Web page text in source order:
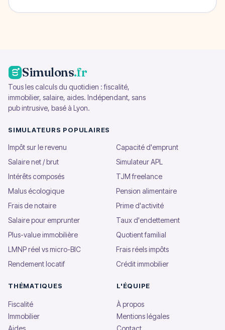
Simulons.fr
Tous les calculs du quotidien : fiscalité,
immobilier, salaire, aides. Indépendant, sans
pub intrusive, basé à Lyon.
SIMULATEURS POPULAIRES
Impôt sur le revenu
Capacité d'emprunt
Salaire net / brut
Simulateur APL
Intérêts composés
TJM freelance
Malus écologique
Pension alimentaire
Frais de notaire
Prime d'activité
Salaire pour emprunter
Taux d'endettement
Plus-value immobilière
Quotient familial
LMNP réel vs micro-BIC
Frais réels impôts
Rendement locatif
Crédit immobilier
THÉMATIQUES
Fiscalité
Immobilier
L'ÉQUIPE
À propos
Mentions légales